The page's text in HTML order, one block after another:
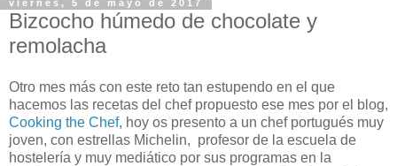
viernes, 5 de mayo de 2017
Bizcocho húmedo de chocolate y
remolacha
Otro mes más con este reto tan estupendo en el que
hacemos las recetas del chef propuesto ese mes por el blog,
Cooking the Chef, hoy os presento a un chef portugués muy
joven, con estrellas Michelin, profesor de la escuela de
hostelería y muy mediático por sus programas en la